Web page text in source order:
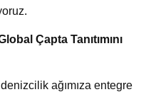
Çapta Tanıtımını
ağımıza entegre